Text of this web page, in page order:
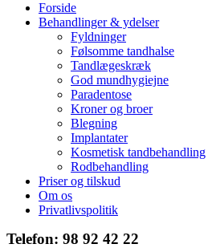
Forside
Behandlinger & ydelser
Fyldninger
Følsomme tandhalse
Tandlægeskræk
God mundhygiejne
Paradentose
Kroner og broer
Blegning
Implantater
Kosmetisk tandbehandling
Rodbehandling
Priser og tilskud
Om os
Privatlivspolitik
Telefon: 98 92 42 22